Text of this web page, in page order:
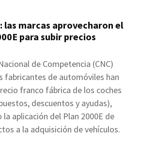
las marcas aprovecharon el
para subir precios
de Competencia (CNC)
fabricantes de automóviles han
franco fábrica de los coches
descuentos y ayudas),
la aplicación del Plan 2000E de
a la adquisición de vehículos.